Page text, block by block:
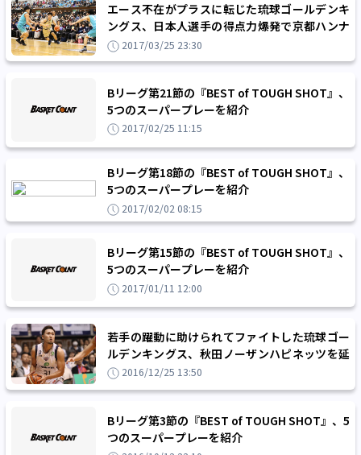
エース不在がプラスに転じた琉球ゴールデンキ
ングス、日本人選手の得点力爆発で京都ハンナ
リーズに快勝し連勝を5に伸ばす
2017/03/25 23:30
Bリーグ第21節の『BEST of TOUGH SHOT』、
5つのスーパープレーを紹介
2017/02/25 11:15
Bリーグ第18節の『BEST of TOUGH SHOT』、
5つのスーパープレーを紹介
2017/02/02 08:15
Bリーグ第15節の『BEST of TOUGH SHOT』、
5つのスーパープレーを紹介
2017/01/11 12:00
若手の躍動に助けられてファイトした琉球ゴー
ルデンキングス、秋田ノーザンハピネッツを延
長で破り連敗ストップ
2016/12/25 13:50
Bリーグ第3節の『BEST of TOUGH SHOT』、5
つのスーパープレーを紹介